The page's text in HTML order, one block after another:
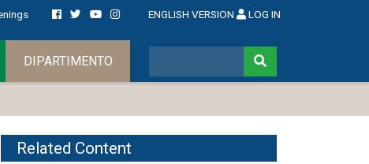
ENGLISH VERSION LOG IN
DIPARTIMENTO
Related Content